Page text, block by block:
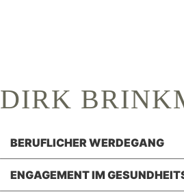
DIRK
BERUFLICHER WERDEGANG
ENGAGEMENT IM